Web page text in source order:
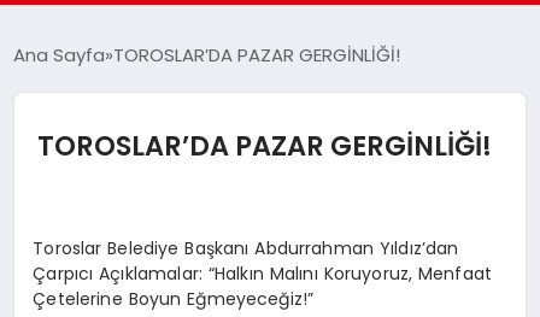
ADANA
YAŞAM
MAGAZIN
Ana Sayfa TOROSLAR’DA PAZAR GERGİNLİĞİ!
TOROSLAR’DA PAZAR GERGİNLİĞİ!
Toroslar Belediye Başkanı Abdurrahman Yıldız’dan
Çarpıcı Açıklamalar: “Halkın Malını Koruyoruz, Menfaat
Çetelerine Boyun Eğmeyeceğiz!”